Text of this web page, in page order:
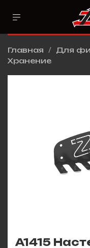
Главная Для
Хранение
A1415